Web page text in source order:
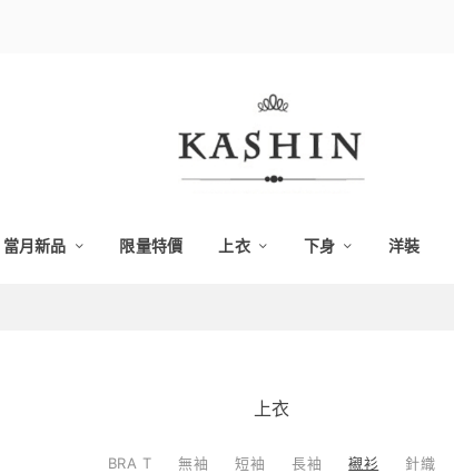
當月新品 限量特價 上衣 下身 洋裝
上衣
BRA T 無袖 短袖 長袖 襯衫 針織